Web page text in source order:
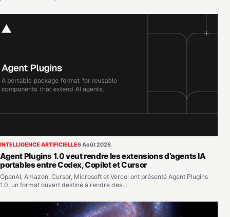
INTELLIGENCE ARTIFICIELLE6 Août 2026
Agent Plugins 1.0 veut rendre les extensions d’agents IA
portables entre Codex, Copilot et Cursor
OpenAI, Amazon, Cursor, Microsoft et Vercel ont présenté Agent Plugins
1.0, un format ouvert destiné à rendre des…